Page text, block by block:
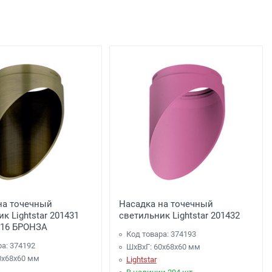
рублей), до подъезда;
точечный
Lightstar 201431
БРОНЗА
374192
мм
Насадка на точечный
светильник Lightstar 201432
Код товара: 374193
ШхВхГ: 60x68x60 мм
Lightstar